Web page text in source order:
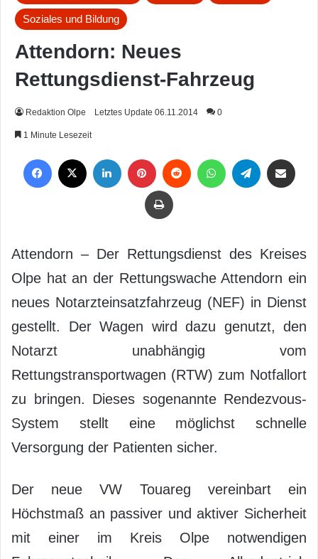
Soziales und Bildung
Attendorn: Neues
Rettungsdienst-Fahrzeug
Redaktion Olpe Letztes Update 06.11.2014 0
1 Minute Lesezeit
Drucken
Attendorn – Der Rettungsdienst des Kreises
Olpe hat an der Rettungswache Attendorn ein
neues Notarzteinsatzfahrzeug (NEF) in Dienst
gestellt. Der Wagen wird dazu genutzt, den
Notarzt unabhängig vom
Rettungstransportwagen (RTW) zum Notfallort
zu bringen. Dieses sogenannte Rendezvous-
System stellt eine möglichst schnelle
Versorgung der Patienten sicher.
Der neue VW Touareg vereinbart ein
Höchstmaß an passiver und aktiver Sicherheit
mit einer im Kreis Olpe notwendigen